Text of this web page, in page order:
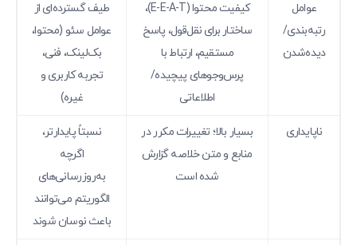
عوامل
رتبه‌بندی/
دیده‌شدن
کیفیت محتوا (E-E-A-T)،
ساختار برای نقل‌قول، پاسخ
مستقیم، ارتباط با
پرس‌وجوهای پیچیده/
اطلاعاتی
طیف گسترده‌ای از
عوامل سئو (محتوا،
بک‌لینک، فنی،
تجربه کاربری و
غیره)
ناپایداری
بسیار بالا؛ تغییرات مکرر در
منابع و متن خلاصه گزارش
شده است
نسبتاً پایدارتر،
اگرچه
به‌روزرسانی‌های
الگوریتم می‌توانند
باعث نوسان شوند